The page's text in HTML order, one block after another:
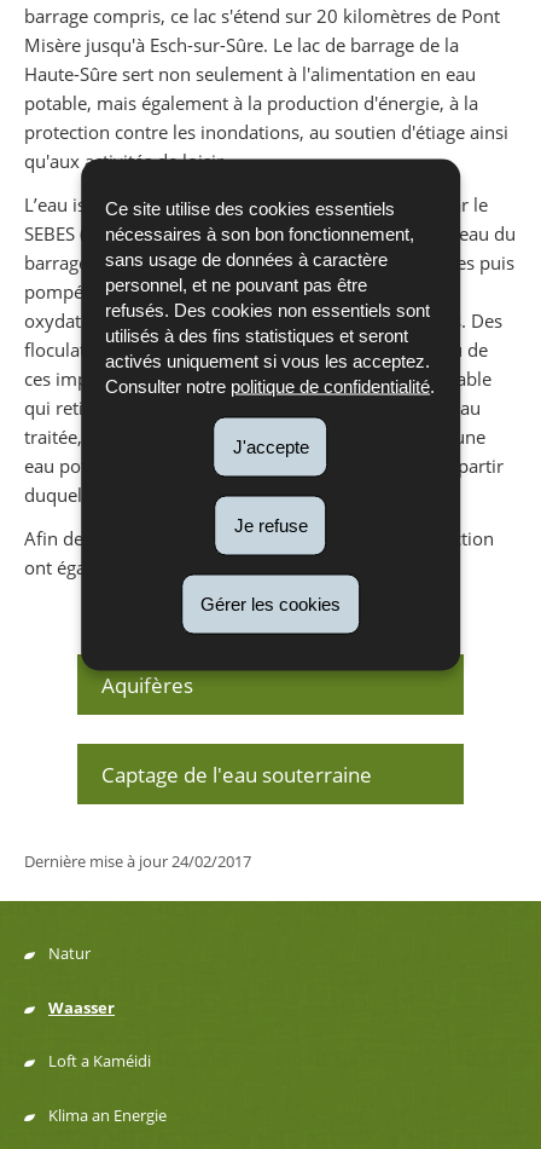
Ce site utilise des cookies essentiels
nécessaires à son bon fonctionnement,
sans usage de données à caractère
personnel, et ne pouvant pas être
refusés. Des cookies non essentiels sont
utilisés à des fins statistiques et seront
activés uniquement si vous les acceptez.
Consulter notre politique de confidentialité.
J'accepte
Je refuse
Gérer les cookies
barrage compris, ce lac s'étend sur 20 kilomètres de Pont
Misère jusqu'à Esch-sur-Sûre. Le lac de barrage de la
Haute-Sûre sert non seulement à l'alimentation en eau
potable, mais également à la production d'énergie, à la
protection contre les inondations, au soutien d'étiage ainsi
qu'aux activités de loisir.
L’eau issue du lac de la Haute-Sûre est potabilisée par le
SEBES (Syndicat des Eaux du Barrage d’Esch/Sûre). L’eau du
barrage est captée dans le lac à des hauteurs variables puis
pompée vers des réservoirs d’eau brute. Une pré-
oxydation à l’ozone permet la destruction des algues. Des
floculateurs et des filtres permettent de séparer l’eau de
ces impuretés. L’eau passe ensuite par des filtres à sable
qui retiennent toutes les matières en suspension. L’eau
traitée, qui répond aux sévères critères de qualité d’une
eau potable, est ensuite amenée vers un réservoir à partir
duquel elle sera acheminée dans tout le pays.
Afin de protéger les eaux du lac, des zones de protection
ont également été créés.
Aquifères
Captage de l'eau souterraine
Dernière mise à jour24/02/2017
Menu
de
navigation
Natur
Waasser
Loft a Kaméidi
Klima an Energie